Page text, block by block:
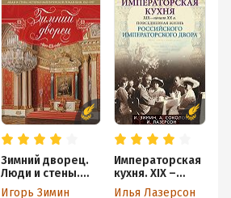
Зимний дворец.
Люди и стены.
История
Игорь Зимин
Императорская
кухня. XIX –
начало XX века.
Илья Лазерсон